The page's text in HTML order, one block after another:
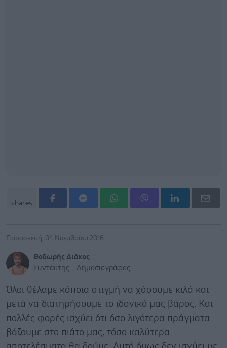
shares
Παρασκευή, 04 Νοεμβρίου 2016
Θοδωρής Διάκος
Συντάκτης - Δημοσιογράφος
Όλοι θέλαμε κάποια στιγμή να χάσουμε κιλά και
μετά να διατηρήσουμε το ιδανικό μας βάρος. Και
πολλές φορές ισχύει ότι όσο λιγότερα πράγματα
βάζουμε στο πιάτο μας, τόσο καλύτερα